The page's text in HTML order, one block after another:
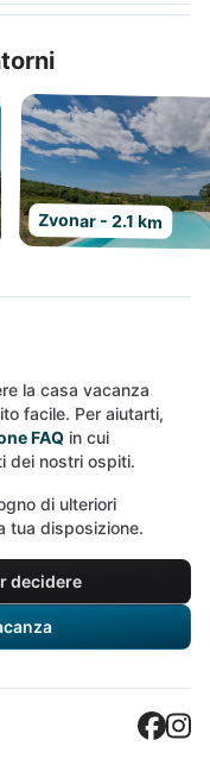
Zvonar - 2.1 km
la casa vacanza
facile. Per aiutarti,
FAQ in cui
dei nostri ospiti.
di ulteriori
tua disposizione.
decidere